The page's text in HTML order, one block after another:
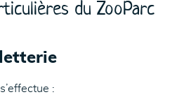
du ZooParc
: